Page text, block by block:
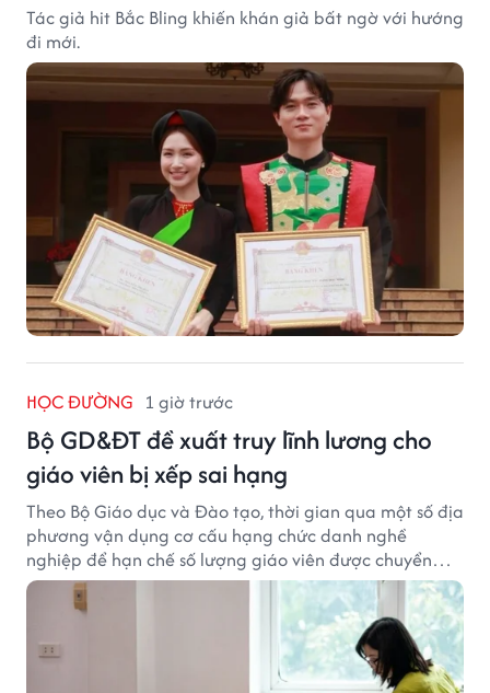
Tác giả hit Bắc Bling khiến khán giả bất ngờ với hướng
đi mới.
HỌC ĐƯỜNG 1 giờ trước
Bộ GD&ĐT đề xuất truy lĩnh lương cho
giáo viên bị xếp sai hạng
Theo Bộ Giáo dục và Đào tạo, thời gian qua một số địa
phương vận dụng cơ cấu hạng chức danh nghề
nghiệp để hạn chế số lượng giáo viên được chuyển
xếp từ hạng cũ sang hạng tương ứng theo quy định
mới, gây những bất cập.